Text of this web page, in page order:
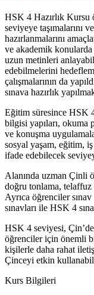
HSK 4 Hazırlık
seviyeye taşımalarını
hazırlanmalarını
ve akademik
uzun metinleri
edebilmelerini
çalışmalarının da
sınava hazırlık
Eğitim süresince HSK
bilgisi yapıları, okuma
ve konuşma
sosyal yaşam, eğitim,
ifade edebilecek
Alanında uzman Çinli
doğru tonlama, telaffuz
Ayrıca öğrenciler
sınavları ile HSK 4
HSK 4 seviyesi,
öğrenciler için önemli
kişilerle daha rahat
Çinceyi etkin
Kurs Bilgileri